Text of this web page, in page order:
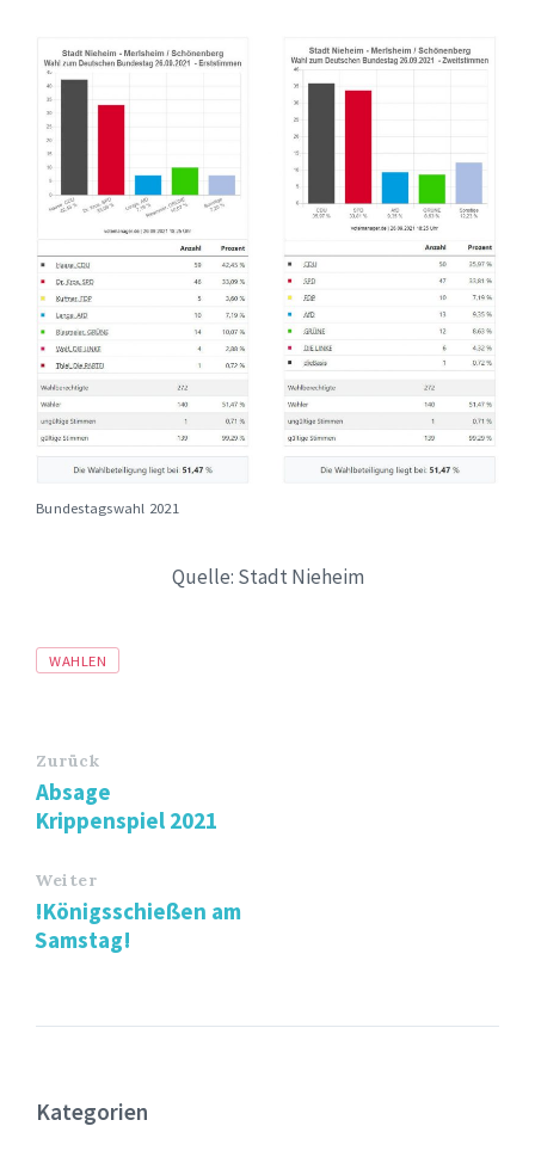
Bundestagswahl 2021
Quelle: Stadt Nieheim
Tags
WAHLEN
Zurück
Absage
Krippenspiel 2021
Weiter
!Königsschießen am
Samstag!
Kategorien